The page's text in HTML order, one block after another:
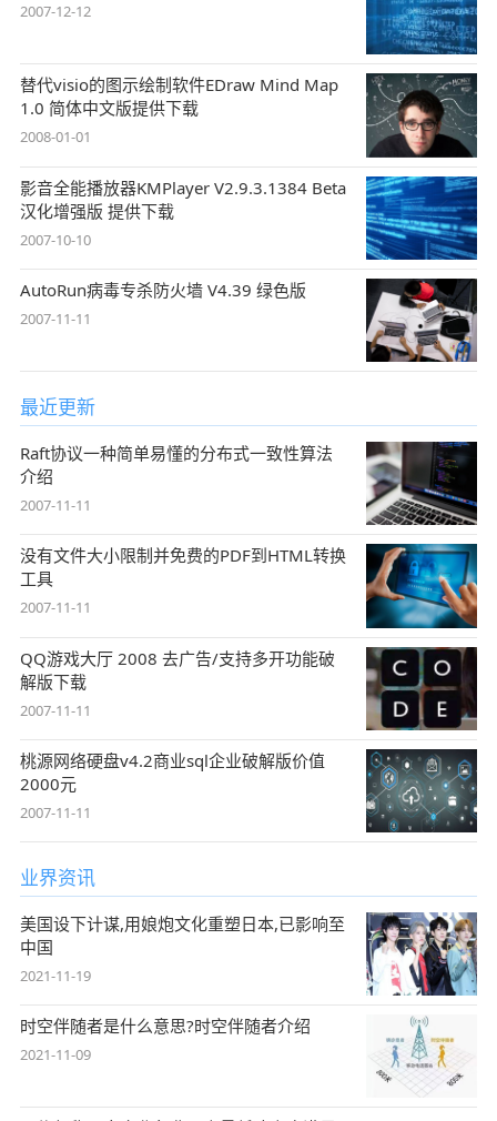
2007-12-12
替代visio的图示绘制软件EDraw Mind Map
1.0 简体中文版提供下载
2008-01-01
影音全能播放器KMPlayer V2.9.3.1384 Beta
汉化增强版 提供下载
2007-10-10
AutoRun病毒专杀防火墙 V4.39 绿色版
2007-11-11
最近更新
Raft协议一种简单易懂的分布式一致性算法
介绍
2007-11-11
没有文件大小限制并免费的PDF到HTML转换
工具
2007-11-11
QQ游戏大厅 2008 去广告/支持多开功能破
解版下载
2007-11-11
桃源网络硬盘v4.2商业sql企业破解版价值
2000元
2007-11-11
业界资讯
美国设下计谋,用娘炮文化重塑日本,已影响至
中国
2021-11-19
时空伴随者是什么意思?时空伴随者介绍
2021-11-09